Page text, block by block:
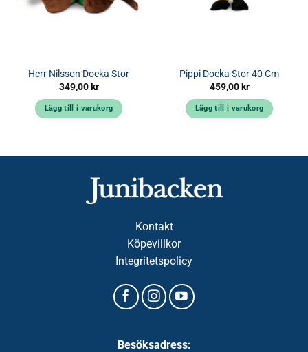
Herr Nilsson Docka Stor
349,00 kr
Lägg till i varukorg
Pippi Docka Stor 40 Cm
459,00 kr
Lägg till i varukorg
Kontakt
Köpevillkor
Integritetspolicy
Besöksadress: